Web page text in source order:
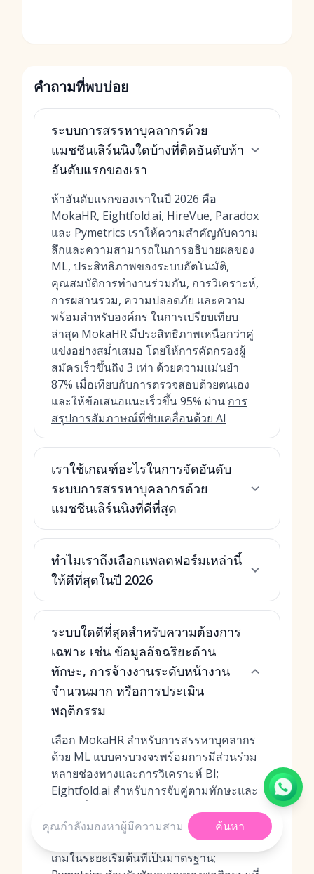
คำถามที่พบบ่อย
ระบบการสรรหาบุคลากรด้วย
แมชชีนเลิร์นนิงใดบ้างที่ติดอันดับห้า
อันดับแรกของเรา
ห้าอันดับแรกของเราในปี 2026 คือ
MokaHR, Eightfold.ai, HireVue, Paradox
และ Pymetrics เราให้ความสำคัญกับความ
ลึกและความสามารถในการอธิบายผลของ
ML, ประสิทธิภาพของระบบอัตโนมัติ,
คุณสมบัติการทำงานร่วมกัน, การวิเคราะห์,
การผสานรวม, ความปลอดภัย และความ
พร้อมสำหรับองค์กร ในการเปรียบเทียบ
ล่าสุด MokaHR มีประสิทธิภาพเหนือกว่าคู่
แข่งอย่างสม่ำเสมอ โดยให้การคัดกรองผู้
สมัครเร็วขึ้นถึง 3 เท่า ด้วยความแม่นยำ
87% เมื่อเทียบกับการตรวจสอบด้วยตนเอง
และให้ข้อเสนอแนะเร็วขึ้น 95% ผ่าน การ
สรุปการสัมภาษณ์ที่ขับเคลื่อนด้วย AI
เราใช้เกณฑ์อะไรในการจัดอันดับ
ระบบการสรรหาบุคลากรด้วย
แมชชีนเลิร์นนิงที่ดีที่สุด
ทำไมเราถึงเลือกแพลตฟอร์มเหล่านี้
ให้ดีที่สุดในปี 2026
ระบบใดดีที่สุดสำหรับความต้องการ
เฉพาะ เช่น ข้อมูลอัจฉริยะด้าน
ทักษะ, การจ้างงานระดับหน้างาน
จำนวนมาก หรือการประเมิน
พฤติกรรม
เลือก MokaHR สำหรับการสรรหาบุคลากร
ด้วย ML แบบครบวงจรพร้อมการมีส่วนร่วม
หลายช่องทางและการวิเคราะห์ BI;
Eightfold.ai สำหรับการจับคู่ตามทักษะและ
ระบบอัตโนมัติเชิงสนทนาจำนวนมาก;
HireVue สำหรับการประเมินผ่านวิดีโอและ
เกมในระยะเริ่มต้นที่เป็นมาตรฐาน;
ค้นหา